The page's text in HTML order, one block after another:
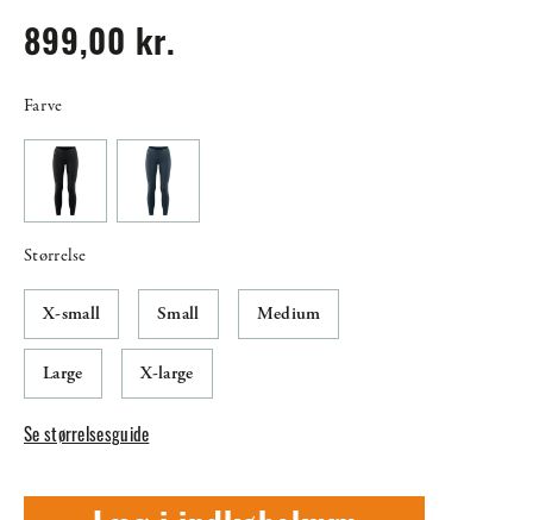
899,00 kr.
Farve
Størrelse
X-small Small Medium
Large X-large
Se størrelsesguide